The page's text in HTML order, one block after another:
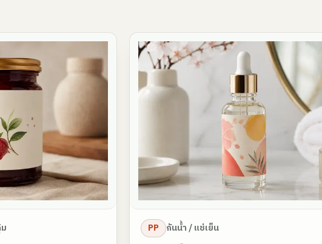
PP กันน้ำ / แช่เย็น